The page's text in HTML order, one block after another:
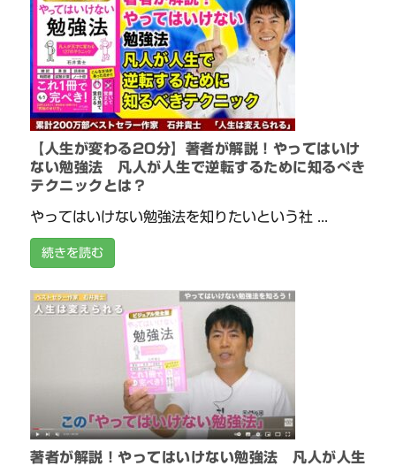
【人生が変わる20分】著者が解説！やってはいけ
ない勉強法 凡人が人生で逆転するために知るべき
テクニックとは？
やってはいけない勉強法を知りたいという社 ...
続きを読む
著者が解説！やってはいけない勉強法 凡人が人生